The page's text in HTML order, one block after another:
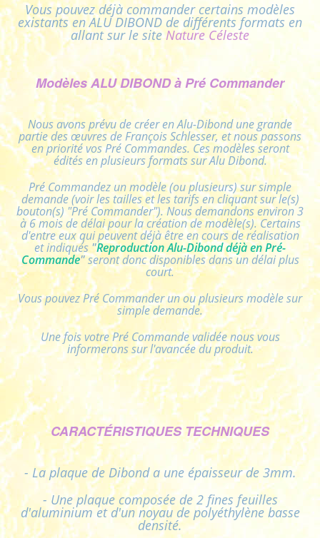
Vous pouvez déjà commander certains modèles
existants en ALU DIBOND de différents formats en
allant sur le siteNature Céleste
Modèles ALU DIBOND à Pré Commander
Nous avons prévu de créer en Alu-Dibond une grande
partie des œuvres de François Schlesser, et nous passons
en priorité vos Pré Commandes. Ces modèles seront
édités en plusieurs formats sur Alu Dibond.
Pré Commandez un modèle (ou plusieurs) sur simple
demande (voir les tailles et les tarifs en cliquant sur le(s)
bouton(s) "Pré Commander"). Nous demandons environ 3
à 6 mois de délai pour la création de modèle(s). Certains
d'entre eux qui peuvent déjà être en cours de réalisation
et indiqués "Reproduction Alu-Dibond déjà enPré-
Commande"seront donc disponibles dans un délai plus
court.
Vous pouvez Pré Commander un ou plusieurs modèle sur
simple demande.
Une fois votre Pré Commande validée nous vous
informerons sur l'avancée du produit.
CARACTÉRISTIQUES TECHNIQUES
- La plaque de Dibond a une épaisseur de 3mm.
- Une plaque composée de 2 fines feuilles
d'aluminium et d'un noyau de polyéthylène basse
densité.